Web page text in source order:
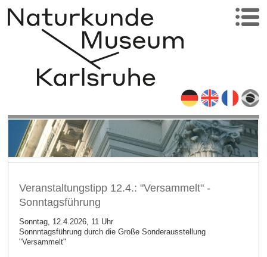
Veranstaltungstipp 12.4.: "Versammelt" -
Sonntagsführung
Sonntag, 12.4.2026, 11 Uhr
Sonnntagsführung durch die Große Sonderausstellung
"Versammelt"